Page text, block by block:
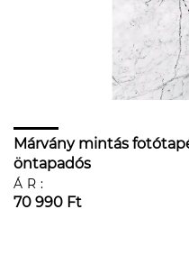
Márvány mintás
öntapadós
ÁR:
70 990 Ft